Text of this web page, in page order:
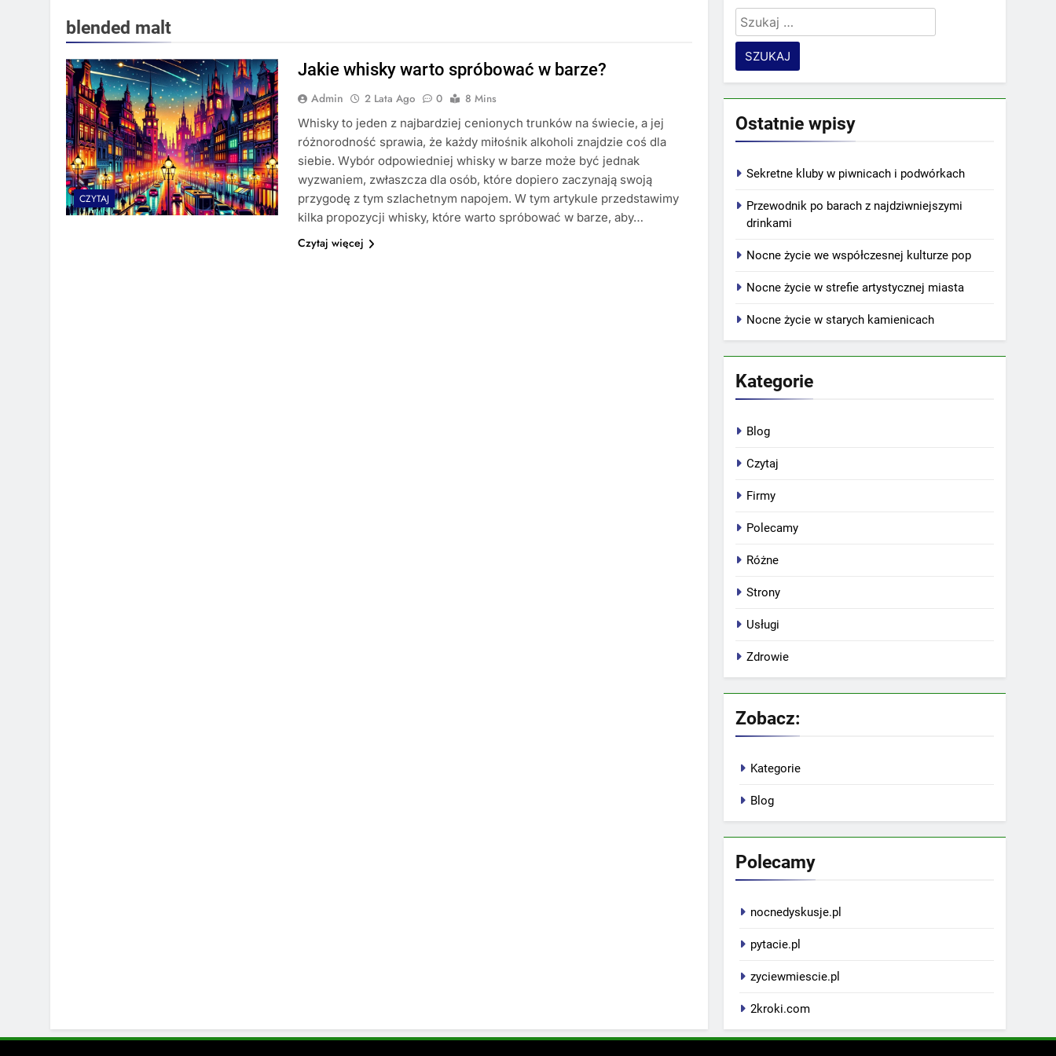
blended malt
CZYTAJ
Jakie whisky warto spróbować w barze?
Admin 2 Lata Ago 0
8 Mins
Whisky to jeden z najbardziej cenionych trunków na świecie, a jej
różnorodność sprawia, że każdy miłośnik alkoholi znajdzie coś dla
siebie. Wybór odpowiedniej whisky w barze może być jednak
wyzwaniem, zwłaszcza dla osób, które dopiero zaczynają swoją
przygodę z tym szlachetnym napojem. W tym artykule przedstawimy
kilka propozycji whisky, które warto spróbować w barze, aby…
Czytaj więcej
Szukaj:
Ostatnie wpisy
Sekretne kluby w piwnicach i podwórkach
Przewodnik po barach z najdziwniejszymi
drinkami
Nocne życie we współczesnej kulturze pop
Nocne życie w strefie artystycznej miasta
Nocne życie w starych kamienicach
Kategorie
Blog
Czytaj
Firmy
Polecamy
Różne
Strony
Usługi
Zdrowie
Zobacz:
Kategorie
Blog
Polecamy
nocnedyskusje.pl
pytacie.pl
zyciewmiescie.pl
2kroki.com